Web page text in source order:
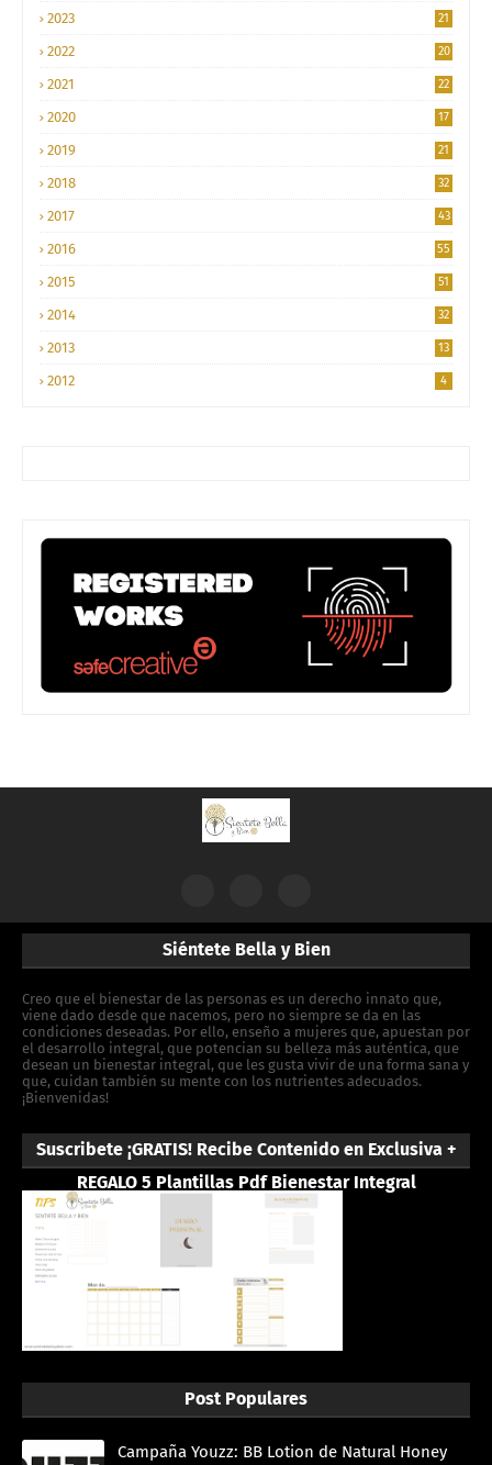
2023 21
2022 20
2021 22
2020 17
2019 21
2018 32
2017 43
2016 55
2015 51
2014 32
2013 13
2012 4
Siéntete Bella y Bien
Creo que el bienestar de las personas es un derecho innato que,
viene dado desde que nacemos, pero no siempre se da en las
condiciones deseadas. Por ello, enseño a mujeres que, apuestan por
el desarrollo integral, que potencian su belleza más auténtica, que
desean un bienestar integral, que les gusta vivir de una forma sana y
que, cuidan también su mente con los nutrientes adecuados.
¡Bienvenidas!
Suscribete ¡GRATIS! Recibe Contenido en Exclusiva +
REGALO 5 Plantillas Pdf Bienestar Integral
Post Populares
Campaña Youzz: BB Lotion de Natural Honey